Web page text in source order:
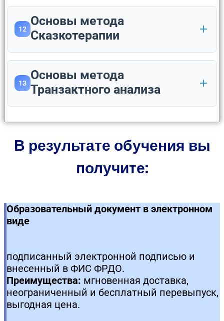
12
Основы метода
Сказкотерапии
13
Основы метода
Транзактного анализа
В результате обучения вы
получите:
Образовательный документ в электронном
виде
подписанный электронной подписью и
внесенный в ФИС ФРДО.
Преимущества: мгновенная доставка,
неограниченный и бесплатный перевыпуск,
выгодная цена.